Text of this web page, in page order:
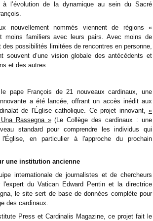
à l’évolution de la dynamique au sein du Sacré
nouvellement nommés viennent de régions «
moins familiers avec leurs pairs. Avec moins de
possibilités limitées de rencontres en personne,
souvent d’une vision globale des antécédents et
et des autres.
pape François de 21 nouveaux cardinaux, une
a été lancée, offrant un accès inédit aux
de l'Église catholique. Ce projet innovant, «
Rassegna »(Le Collège des cardinaux : une
standard pour comprendre les individus qui
en particulier à l'approche du prochain
une institution ancienne
internationale de journalistes et de chercheurs
l'expert du Vatican Edward Pentin et la directrice
le site sert de base de données complète pour
des cardinaux.
Press et Cardinalis Magazine, ce projet fait le